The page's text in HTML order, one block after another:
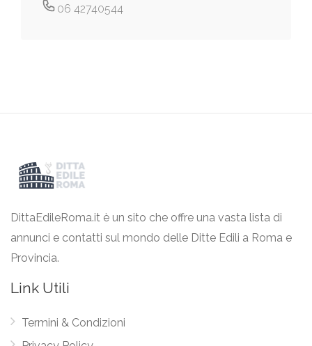
06 42740544
DittaEdileRoma.it è un sito che offre una vasta lista di
annunci e contatti sul mondo delle Ditte Edili a Roma e
Provincia.
Link Utili
Termini & Condizioni